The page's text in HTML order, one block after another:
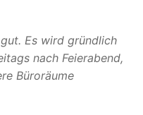
Es wird gründlich
nach Feierabend,
Büroräume